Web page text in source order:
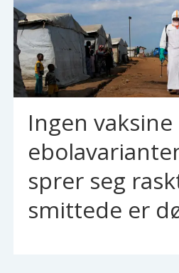
Ingen
sprer seg
smittede er